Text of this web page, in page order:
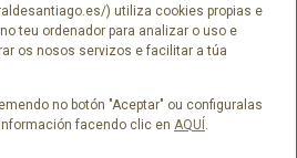
) utiliza cookies propias e
teu ordenador para analizar o uso e
os nosos servizos e facilitar a túa
no botón "Aceptar" ou configuralas
facendo clic en AQUÍ.
Arquidiócese
Créditos
Dixital